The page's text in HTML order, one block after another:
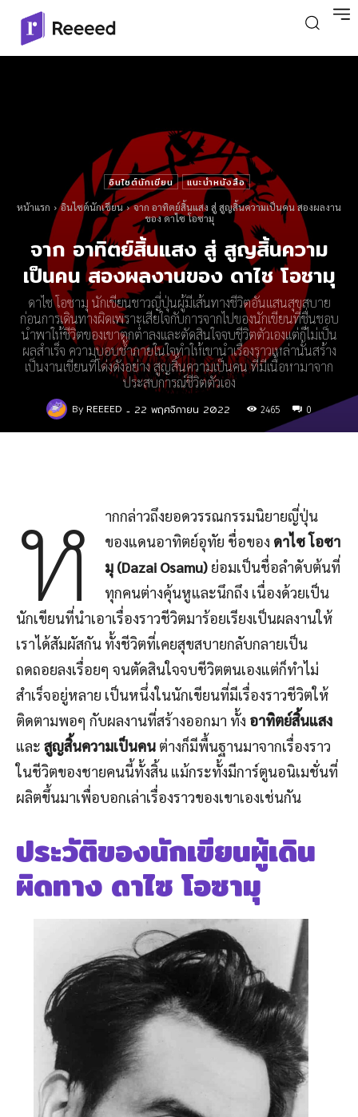
อินไซต์นักเขียน แนะนำหนังสือ
หน้าแรก อินไซต์นักเขียน
จาก อาทิตย์สิ้นแสง สู่ สูญสิ้นความเป็นคน สองผลงาน
ของ ดาไซ โอซามุ
จาก อาทิตย์สิ้นแสง สู่ สูญสิ้นความ
เป็นคน สองผลงานของ ดาไซ โอซามุ
ดาไซ โอซามุ นักเขียนชาวญี่ปุ่นผู้มีเส้นทางชีวิตอันแสนสุขสบาย
ก่อนการเดินทางผิดเพราะเสียใจกับการจากไปของนักเขียนที่ชื่นชอบ
นำพาให้ชีวิตของเขาตกต่ำลงและตัดสินใจจบชีวิตตัวเองแต่ก็ไม่เป็น
ผลสำเร็จ ความบอบช้ำภายในใจทำให้เขานำเรื่องราวเหล่านั้นสร้าง
เป็นงานเขียนที่โด่งดังอย่าง สูญสิ้นความเป็นคน ที่มีเนื้อหามาจาก
ประสบการณ์ชีวิตตัวเอง
By REEEED - 22 พฤศจิกายน 2022 2465 0
ห
ากกล่าวถึงยอดวรรณกรรมนิยายญี่ปุ่น
ของแดนอาทิตย์อุทัย ชื่อของ ดาไซ โอซา
มุ (Dazai Osamu) ย่อมเป็นชื่อลำดับต้นที่
ทุกคนต่างคุ้นหูและนึกถึง เนื่องด้วยเป็น
นักเขียนที่นำเอาเรื่องราวชีวิตมาร้อยเรียงเป็นผลงานให้
เราได้สัมผัสกัน ทั้งชีวิตที่เคยสุขสบายกลับกลายเป็น
ถดถอยลงเรื่อยๆ จนตัดสินใจจบชีวิตตนเองแต่ก็ทำไม่
สำเร็จอยู่หลาย เป็นหนึ่งในนักเขียนที่มีเรื่องราวชีวิตให้
ติดตามพอๆ กับผลงานที่สร้างออกมา ทั้ง อาทิตย์สิ้นแสง
และ สูญสิ้นความเป็นคน ต่างก็มีพื้นฐานมาจากเรื่องราว
ในชีวิตของชายคนนี้ทั้งสิ้น แม้กระทั้งมีการ์ตูนอนิเมชั่นที่
ผลิตขึ้นมาเพื่อบอกเล่าเรื่องราวของเขาเองเช่นกัน
ประวัติของนักเขียนผู้เดิน
ผิดทาง ดาไซ โอซามุ